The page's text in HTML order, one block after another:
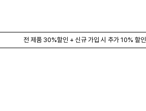
전 제품 30%할인 + 신규 가입 시 추가 10% 할인